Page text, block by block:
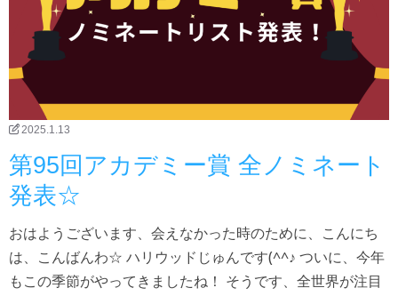
2025.1.13
第95回アカデミー賞 全ノミネート
発表☆
おはようございます、会えなかった時のために、こんにち
は、こんばんわ☆ ハリウッドじゅんです(^^♪ ついに、今年
もこの季節がやってきましたね！ そうです、全世界が注目